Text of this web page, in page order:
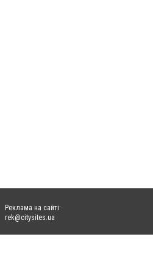
Реклама на сайті:
rek@citysites.ua